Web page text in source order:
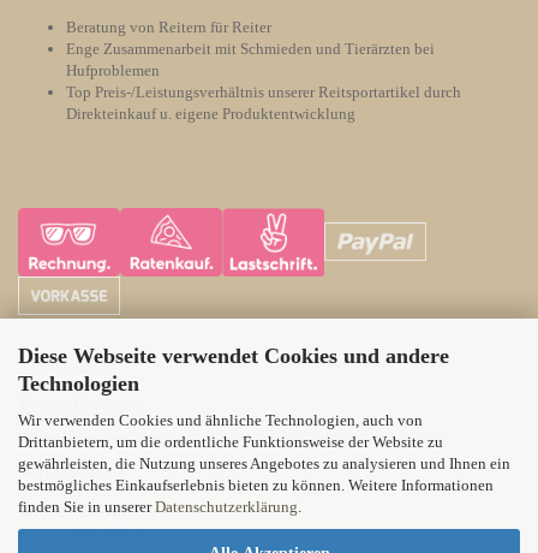
Diese Webseite verwendet Cookies und andere
Technologien
Wir verwenden Cookies und ähnliche Technologien, auch von
Drittanbietern, um die ordentliche Funktionsweise der Website zu
gewährleisten, die Nutzung unseres Angebotes zu analysieren und Ihnen ein
bestmögliches Einkaufserlebnis bieten zu können. Weitere Informationen
finden Sie in unsererDatenschutzerklärung.
Beratung von Reitern für Reiter
Enge Zusammenarbeit mit Schmieden und Tierärzten bei
Hufproblemen
Top Preis-/Leistungsverhältnis unserer Reitsportartikel durch
Direkteinkauf u. eigene Produktentwicklung
ATH Horsecare
Wittener Landstr. 21
58313 Herdecke
Tel.: 02330 71012
Fax : 02330 809826